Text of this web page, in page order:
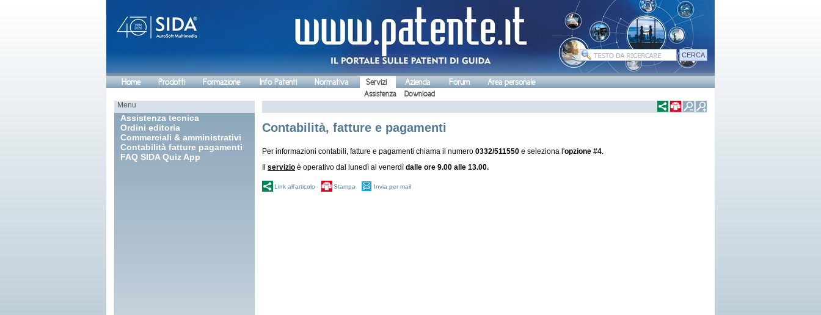
Home Prodotti Formazione Info Patenti Normativa Servizi Azienda Forum Area personale
Assistenza
Download
Menu
Assistenza tecnica
Ordini editoria
Commerciali & amministrativi
Contabilità fatture pagamenti
FAQ SIDA Quiz App
Contabilità, fatture e pagamenti
Per informazioni contabili, fatture e pagamenti chiama il numero 0332/511550 e seleziona l'opzione #4.
servizio è operativo dal lunedì al venerdì dalle ore 9.00 alle 13.00.
Link all'articolo Stampa Invia per mail